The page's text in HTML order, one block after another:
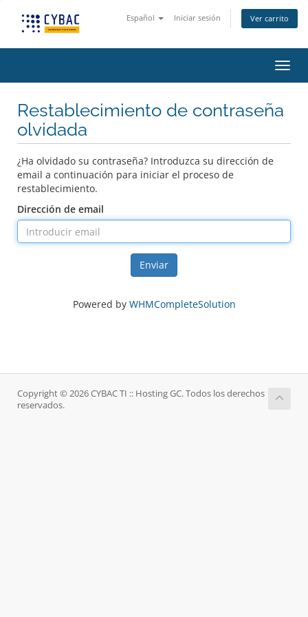
Español Iniciar sesión Ver carrito
Restablecimiento de contraseña
olvidada
¿Ha olvidado su contraseña? Introduzca su dirección de
email a continuación para iniciar el proceso de
restablecimiento.
Dirección de email
Enviar
Powered by WHMCompleteSolution
Copyright © 2026 CYBAC TI :: Hosting GC. Todos los derechos
reservados.